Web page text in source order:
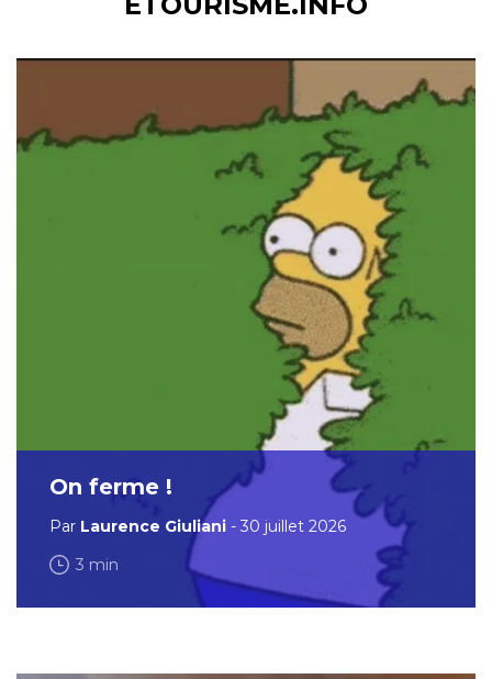
On ferme !
Par Laurence Giuliani - 30 juillet 2026
3 min